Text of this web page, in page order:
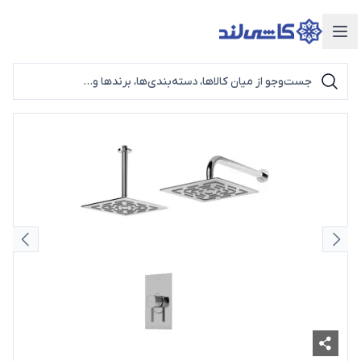
دسته‌بندی محصولات
اسلاید قبلی